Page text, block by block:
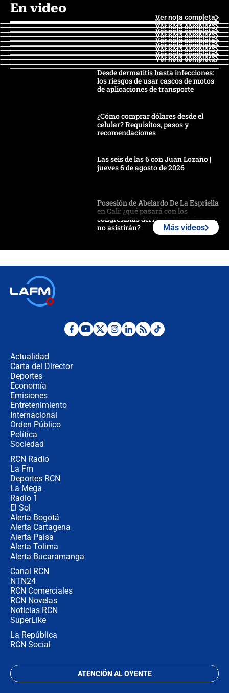
En video
Ver nota completa
Ver nota completa
Ver nota completa
Ver nota completa
Ver nota completa
Ver nota completa
Ver nota completa
Ver nota completa
Ver nota completa
Ver nota completa
Desde dermatitis hasta infecciones:
los riesgos de usar cascos de motos
de aplicaciones de transporte
¿Cómo comprar dólares desde el
celular? Requisitos, pasos y
recomendaciones
Las seis de las 6 con Juan Lozano |
jueves 6 de agosto de 2026
Posesión de Abelardo De La Espriella
en Cali: ¿qué pasará con los
congresistas del Pacto Histórico que
no asistirán?
¿Por qué De la Espriella gobernará
Más videos
Actualidad
Carta del Director
Deportes
Economía
Emisiones
Entretenimiento
Internacional
Orden Público
Política
Sociedad
RCN Radio
La Fm
Deportes RCN
La Mega
Radio 1
El Sol
Alerta Bogotá
Alerta Cartagena
Alerta Paisa
Alerta Tolima
Alerta Bucaramanga
Canal RCN
NTN24
RCN Comerciales
RCN Novelas
Noticias RCN
SuperLike
La República
RCN Social
ATENCIÓN AL OYENTE